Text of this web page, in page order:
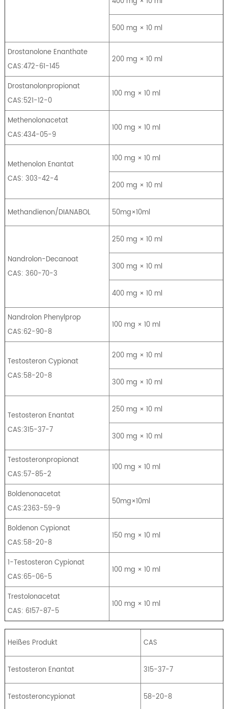
500 mg × 10 ml
Drostanolone Enanthate
CAS:472-61-145
200 mg × 10 ml
Drostanolonpropionat
CAS:521-12-0
100 mg × 10 ml
Methenolonacetat
CAS:434-05-9
100 mg × 10 ml
Methenolon Enantat
CAS: 303-42-4
100 mg × 10 ml
200 mg × 10 ml
Methandienon/DIANABOL 50mg×10ml
Nandrolon-Decanoat
CAS: 360-70-3
250 mg × 10 ml
300 mg × 10 ml
400 mg × 10 ml
Nandrolon Phenylprop
CAS:62-90-8
100 mg × 10 ml
Testosteron Cypionat
CAS:58-20-8
200 mg × 10 ml
300 mg × 10 ml
Testosteron Enantat
CAS:315-37-7
250 mg × 10 ml
300 mg × 10 ml
Testosteronpropionat
CAS:57-85-2
100 mg × 10 ml
Boldenonacetat
CAS:2363-59-9
50mg×10ml
Boldenon Cypionat
CAS:58-20-8
150 mg × 10 ml
1-Testosteron Cypionat
CAS:65-06-5
100 mg × 10 ml
Trestolonacetat
CAS: 6157-87-5
100 mg × 10 ml
Heißes Produkt CAS
Testosteron Enantat 315-37-7
Testosteroncypionat 58-20-8